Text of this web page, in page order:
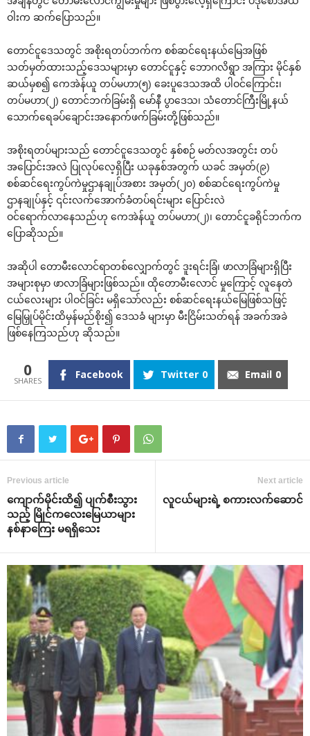
ဝါးက ဆက်‌ပြောသည်။
‌တောင်ငူ‌ဒေသတွင် အစိုးရတပ်ဘက်က စစ်ဆင်‌ရေးနယ်‌မြေအဖြစ်
သတ်မှတ်ထားသည့်‌ဒေသများမှာ ‌တောင်ငူနှင့် ‌ဘောဂလိရွာ အကြား မိုင်နှစ်
ဆယ်မှစ၍ ‌ကေအဲန်ယူ တပ်မဟာ(၅) ‌ခေးပူ‌ဒေသအထိ ပါဝင်‌ကြောင်း၊
တပ်မဟာ(၂) ‌တောင်ဘက်ခြမ်းရှိ ‌မော်နီ ပွာ‌ဒေသ၊ သံ‌တောင်ကြီးမြို့နယ်
‌သောက်‌ရေခပ်‌ချောင်းအ‌နောက်ဖက်ခြမ်းတို့ဖြစ်သည်။
အစိုးရတပ်များသည် ‌တောင်ငူ‌ဒေသတွင် နှစ်စဉ် မတ်လအတွင်း တပ်
အ‌ပြောင်းအလဲ ပြုလုပ်‌လေ့ရှိပြီး ယခုနှစ်အတွက် ယခင် အမှတ်(၉)
စစ်ဆင်‌ရေးကွပ်ကဲမှုဌာနချုပ်အစား အမှတ်(၂၀) စစ်ဆင်‌ရေးကွပ်ကဲမှု
ဌာနချုပ်နှင့် ၎င်းလက်‌အောက်ခံတပ်ရင်းများ ‌ပြောင်းလဲ
ဝင်‌ရောက်လာ‌နေသည်ဟု ‌ကေအဲန်ယူ တပ်မဟာ(၂)၊ ‌တောင်ငူခရိုင်ဘက်က
‌ပြောဆိုသည်။
အဆိုပါ ‌တောမီး‌လောင်ရာတစ်‌လျှောက်တွင် ဒူးရင်းခြံ၊ ဖာလာခြံများရှိပြီး
အများစုမှာ ဖာလာခြံများဖြစ်သည်။ ထို‌တောမီး‌လောင် မှု‌ကြောင့် လူ‌နေတဲ
ငယ်‌လေးများ ပါဝင်ခြင်း မရှိ‌သော်လည်း စစ်ဆင်‌ရေးနယ်‌မြေဖြစ်သဖြင့်
‌မြေမြှုပ်မိုင်းထိမှန်မည်စိုး၍ ‌ဒေသခံ များမှာ မီးငြိမ်းသတ်ရန် အခက်အခဲ
ဖြစ်‌နေကြသည်ဟု ဆိုသည်။
0 Facebook Twitter 0 Email 0
Previous article
‌ကျောက်မိုင်းထိ၍ ပျက်စီးသွား
သည့် မြိုင်က‌လေး‌မြေယာများ
နစ်နာ‌ကြေး မရရှိ‌သေး
Next article
လူငယ်များရဲ့ စကားလက်‌ဆောင်